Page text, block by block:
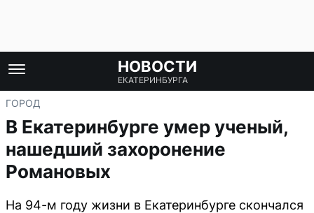
НОВОСТИ
ЕКАТЕРИНБУРГА
ГОРОД
В Екатеринбурге умер ученый,
нашедший захоронение
Романовых
На 94-м году жизни в Екатеринбурге скончался